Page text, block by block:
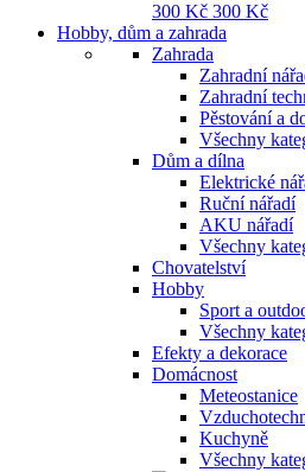
300 Kč 300 Kč
Hobby, dům a zahrada
Zahrada
Zahradní
Zahradní
Pěstování a
Všechny
Dům a dílna
Elektrické
Ruční nářadí
AKU nářadí
Všechny
Chovatelství
Hobby
Sport a
Všechny
Efekty a dekorace
Domácnost
Meteostanice
Kuchyně
Všechny